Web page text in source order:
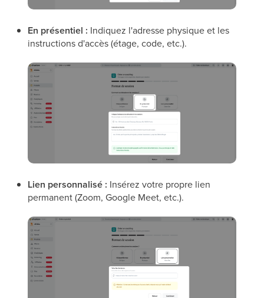
En présentiel : Indiquez l'adresse physique et les
instructions d'accès (étage, code, etc.).
Lien personnalisé : Insérez votre propre lien
permanent (Zoom, Google Meet, etc.).